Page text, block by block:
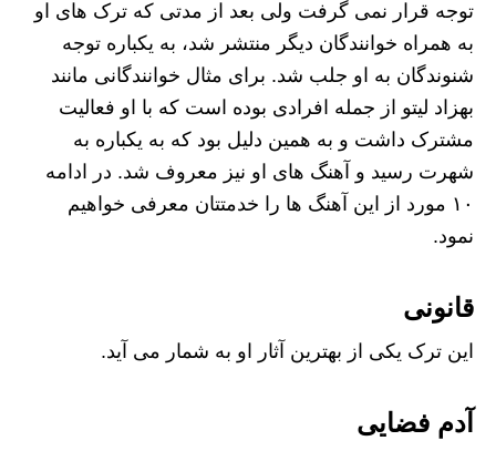
توجه قرار نمی‌ گرفت ولی بعد از مدتی که ترک‌ های او
به همراه خوانندگان دیگر منتشر شد، به یکباره توجه
شنوندگان به او جلب شد. برای مثال خوانندگانی مانند
بهزاد لیتو از جمله افرادی بوده است که با او فعالیت
مشترک داشت و به همین دلیل بود که به یکباره به
شهرت رسید و آهنگ های او نیز معروف شد. در ادامه
۱۰ مورد از این آهنگ ها را خدمتتان معرفی خواهیم
نمود.
قانونی
این ترک یکی از بهترین آثار او به شمار می آید.
آدم فضایی